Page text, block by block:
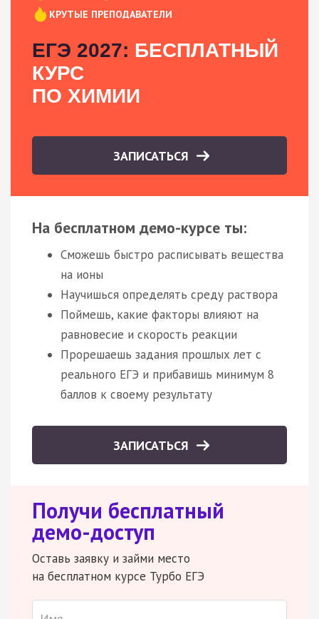
КРУТЫЕ ПРЕПОДАВАТЕЛИ
ЕГЭ 2027: БЕСПЛАТНЫЙ
КУРС
ПО ХИМИИ
ЗАПИСАТЬСЯ
На бесплатном демо-курсе ты:
Сможешь быстро расписывать вещества
на ионы
Научишься определять среду раствора
Поймешь, какие факторы влияют на
равновесие и скорость реакции
Прорешаешь задания прошлых лет с
реального ЕГЭ и прибавишь минимум 8
баллов к своему результату
ЗАПИСАТЬСЯ
Получи бесплатный
демо-доступ
Оставь заявку и займи место
на бесплатном курсе Турбо ЕГЭ